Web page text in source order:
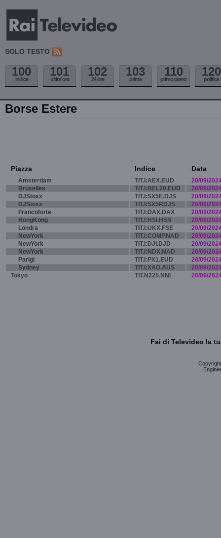
SOLO TESTO
100
indice
101
ultim'ora
102
24 ore
103
prima
110
primo piano
120
politica
Borse Estere
Piazza Indice Data
Amsterdam TIT.I:AEX.EUD
20/09/
Bruxelles
TIT.I:BEL20.EUD
20/09/
DJStoxx
TIT.I:SX5E.DJS
20/09/
DJStoxx
TIT.I:SX5P.DJS
20/09/
Francoforte
TIT.I:DAX.DAX
20/09/
HongKong
TIT.I:HSI.HSN
20/09/
Londra
TIT.I:UKX.FSE
20/09/
NewYork
TIT.I:COMP.NAD
20/09/
NewYork
TIT.I:DJI.DJD
20/09/
NewYork
TIT.I:NDX.NAD
20/09/
Parigi
TIT.I:PX1.EUD
20/09/
Sydney
TIT.I:XAO.AUS
20/09/
Tokyo
TIT.N225.NNI 20/09/
Fai di Televideo la